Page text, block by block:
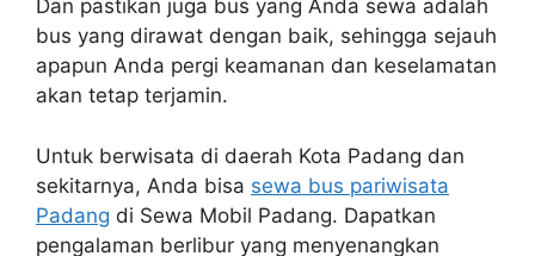
Dan pastikan juga bus yang Anda sewa adalah
bus yang dirawat dengan baik, sehingga sejauh
apapun Anda pergi keamanan dan keselamatan
akan tetap terjamin.
Untuk berwisata di daerah Kota Padang dan
sekitarnya, Anda bisa sewa bus pariwisata
Padang di Sewa Mobil Padang. Dapatkan
pengalaman berlibur yang menyenangkan